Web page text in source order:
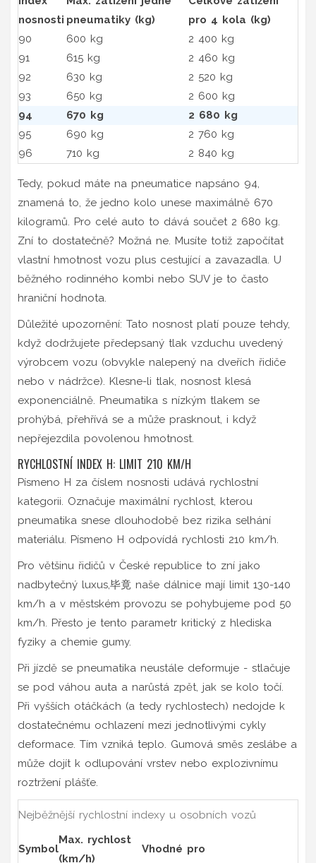
nosnosti pneumatiky (kg)
pro 4 kola (kg)
90
600 kg
2 400 kg
91
615 kg
2 460 kg
92
630 kg
2 520 kg
93
650 kg
2 600 kg
94
670 kg
2 680 kg
95
690 kg
2 760 kg
96
710 kg 2 840 kg
Tedy, pokud máte na pneumatice napsáno 94,
znamená to, že jedno kolo unese maximálně 670
kilogramů. Pro celé auto to dává součet 2 680 kg.
Zní to dostatečně? Možná ne. Musíte totiž započítat
vlastní hmotnost vozu plus cestující a zavazadla. U
běžného rodinného kombi nebo SUV je to často
hraniční hodnota.
Důležité upozornění: Tato nosnost platí pouze tehdy,
když dodržujete předepsaný tlak vzduchu uvedený
výrobcem vozu (obvykle nalepený na dveřích řidiče
nebo v nádržce). Klesne-li tlak, nosnost klesá
exponenciálně. Pneumatika s nízkým tlakem se
prohýbá, přehřívá se a může prasknout, i když
nepřejezdila povolenou hmotnost.
RYCHLOSTNÍ INDEX H: LIMIT 210 KM/H
Písmeno H za číslem nosnosti udává rychlostní
kategorii. Označuje maximální rychlost, kterou
pneumatika snese dlouhodobě bez rizika selhání
materiálu. Písmeno H odpovídá rychlosti 210 km/h.
Pro většinu řidičů v České republice to zní jako
nadbytečný luxus,毕竟 naše dálnice mají limit 130-140
km/h a v městském provozu se pohybujeme pod 50
km/h. Přesto je tento parametr kritický z hlediska
fyziky a chemie gumy.
Při jízdě se pneumatika neustále deformuje - stlačuje
se pod váhou auta a narůstá zpět, jak se kolo točí.
Při vyšších otáčkách (a tedy rychlostech) nedojde k
dostatečnému ochlazení mezi jednotlivými cykly
deformace. Tím vzniká teplo. Gumová směs zeslábe a
může dojít k odlupování vrstev nebo explozivnímu
roztržení plášťe.
Nejběžnější rychlostní indexy u osobních vozů
Symbol
Max. rychlost
(km/h)
Vhodné pro